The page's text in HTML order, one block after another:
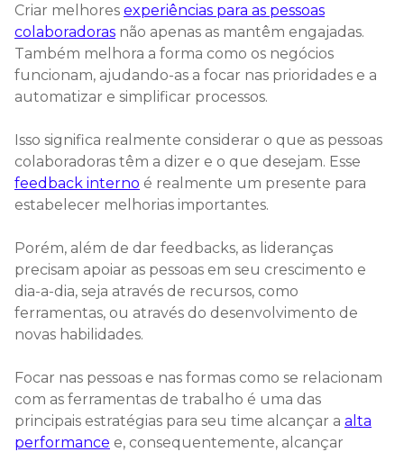
Criar melhores experiências para as pessoas
colaboradoras não apenas as mantêm engajadas.
Também melhora a forma como os negócios
funcionam, ajudando-as a focar nas prioridades e a
automatizar e simplificar processos.
Isso significa realmente considerar o que as pessoas
colaboradoras têm a dizer e o que desejam. Esse
feedback interno é realmente um presente para
estabelecer melhorias importantes.
Porém, além de dar feedbacks, as lideranças
precisam apoiar as pessoas em seu crescimento e
dia-a-dia, seja através de recursos, como
ferramentas, ou através do desenvolvimento de
novas habilidades.
Focar nas pessoas e nas formas como se relacionam
com as ferramentas de trabalho é uma das
principais estratégias para seu time alcançar a alta
performance e, consequentemente, alcançar